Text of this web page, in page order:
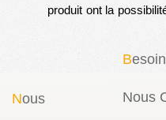
produit ont la
Nous
B
Nous